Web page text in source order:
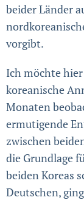
beider Länder
vorgibt.
Ich möchte
koreanische
Monaten
ermutigende
zwischen
die Grundlage
beiden Koreas
Deutschen,